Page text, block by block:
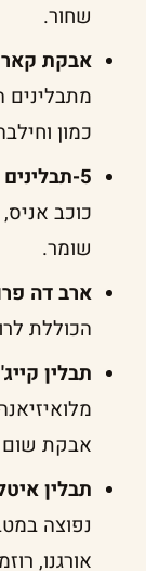
שחור.
אבקת
מתבלינים
כמון
5-תבלינים סיני:
כוכב
שומר.
ארב דה
הכוללת
תבלין
אבקת שום
תבלין
נפוצה
אורגנו,